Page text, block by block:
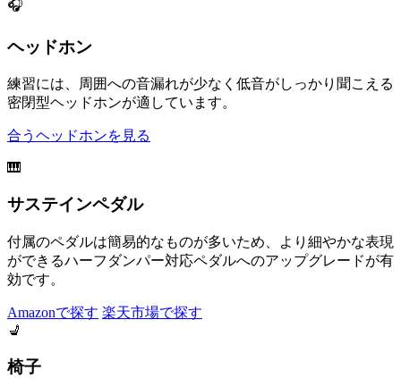
🎧
ヘッドホン
練習には、周囲への音漏れが少なく低音がしっかり聞こえる
密閉型ヘッドホンが適しています。
合うヘッドホンを見る
🎹
サステインペダル
付属のペダルは簡易的なものが多いため、より細やかな表現
ができるハーフダンパー対応ペダルへのアップグレードが有
効です。
Amazonで探す 楽天市場で探す
💺
椅子